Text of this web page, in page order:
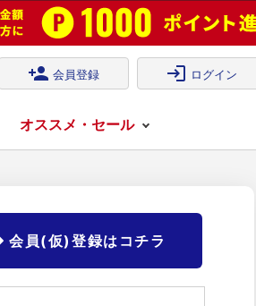
person_add 会員登録 login ログイン
オススメ・セール
会員(仮)登録はコチラ